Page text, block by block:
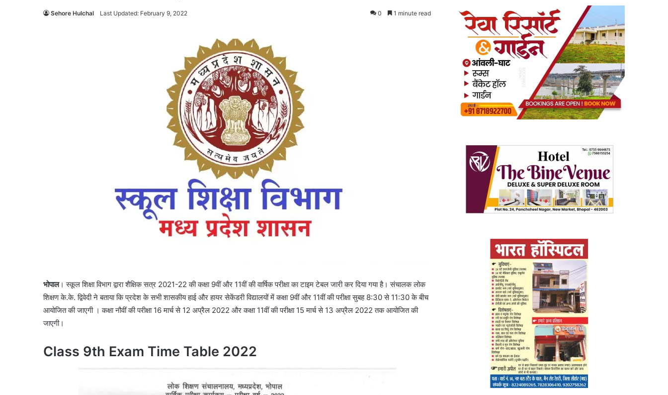
Sehore Hulchal Last Updated: February 9, 2022 0 1 minute read
भोपाल। स्कूल शिक्षा विभाग द्वारा शैक्षिक सत्र 2021-22 की कक्षा 9वीं और 11वीं की वार्षिक परीक्षा का टाइम टेबल जारी कर दिया गया है। संचालक लोक
शिक्षण के.के. द्विवेदी ने बताया कि प्रदेश के सभी शासकीय हाई और हायर सेकेंडरी विद्यालयों में कक्षा 9वीं और 11वीं की परीक्षा सुबह 8:30 से 11:30 के बीच
आयोजित की जाएगी । कक्षा नौवीं की परीक्षा 16 मार्च से 12 अप्रैल 2022 और कक्षा 11वीं की परीक्षा 15 मार्च से 13 अप्रैल 2022 तक आयोजित की
जाएगी।
Class 9th Exam Time Table 2022